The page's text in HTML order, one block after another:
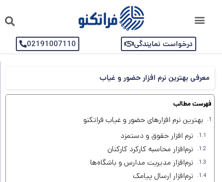
درخواست نمایندگی 02191007110
معرفی بهترین نرم افزار حضور و غیاب
فهرست مطالب
بهترین نرم افزارهای حضور و غیاب فراتکنو
نرم افزار حقوق و دستمزد
نرم‌افزار محاسبه کارکرد کارکنان
نرم‌افزار مدیریت مدارس و باشگاه‌ها
نرم‌افزار ارسال پیامک